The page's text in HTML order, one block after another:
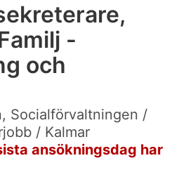
-
och
Socialförvaltningen /
/ Kalmar
ansökningsdag har